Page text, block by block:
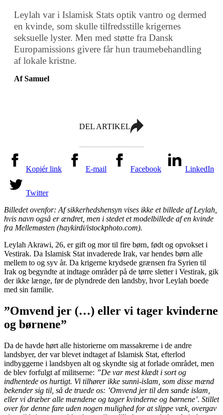
Leylah var i Islamisk Stats optik vantro og dermed
en kvinde, som skulle tilfredsstille krigernes
seksuelle lyster. Men med støtte fra Dansk
Europamissions givere får hun traumebehandling
af lokale kristne.
Af Samuel
DEL ARTIKEL
Kopiér link E-mail Facebook LinkedIn
Twitter
Billedet ovenfor: Af sikkerhedshensyn vises ikke et billede af Leylah,
hvis navn også er ændret, men i stedet et modelbillede af en kvinde
fra Mellemøsten (haykirdi/istockphoto.com).
Leylah Akrawi, 26, er gift og mor til fire børn, født og opvokset i
Vestirak. Da Islamisk Stat invaderede Irak, var hendes børn alle
mellem to og syv år. Da krigerne krydsede grænsen fra Syrien til
Irak og begyndte at indtage områder på de tørre sletter i Vestirak, gik
der ikke længe, før de plyndrede den landsby, hvor Leylah boede
med sin familie.
”Omvend jer (…) eller vi tager kvinderne
og børnene”
Da de havde hørt alle historierne om massakrerne i de andre
landsbyer, der var blevet indtaget af Islamisk Stat, efterlod
indbyggerne i landsbyen alt og skyndte sig at forlade området, men
de blev forfulgt af militserne: ”De var mest klædt i sort og
indhentede os hurtigt. Vi tilhører ikke sunni-islam, som disse mænd
bekender sig til, så de truede os: ’Omvend jer til den sande islam,
eller vi dræber alle mændene og tager kvinderne og børnene’. Stillet
over for denne fare uden nogen mulighed for at slippe væk, overgav